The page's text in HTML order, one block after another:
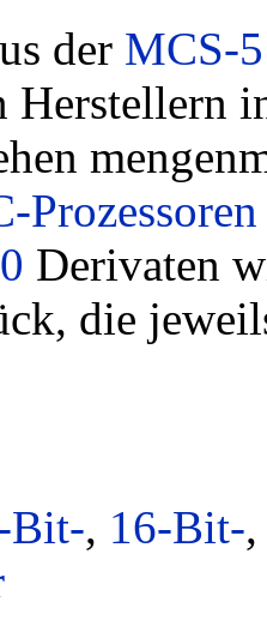
der MCS-
Herstellern
Prozessoren
Derivaten
die
Bit-, 16-Bit-